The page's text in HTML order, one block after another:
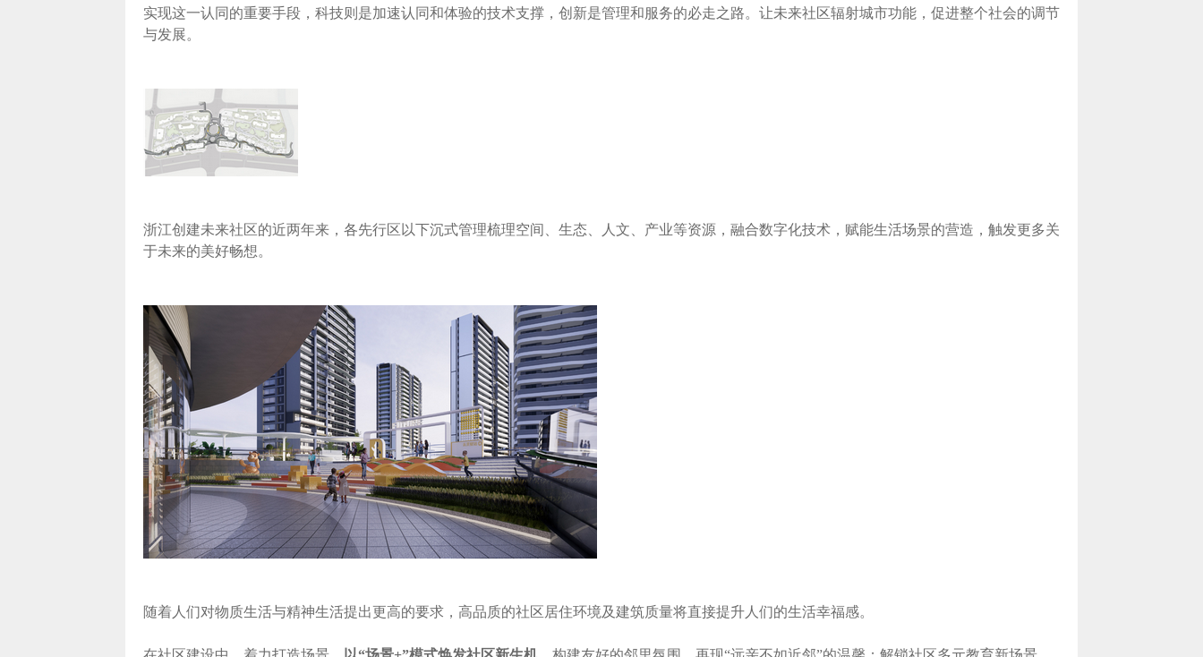
实现这一认同的重要手段，科技则是加速认同和体验的技术支撑，创新是管理和服务的必走之路。让未来社区辐射城市功能，促进整个社会的调节
与发展。
浙江创建未来社区的近两年来，各先行区以下沉式管理梳理空间、生态、人文、产业等资源，融合数字化技术，赋能生活场景的营造，触发更多关
于未来的美好畅想。
随着人们对物质生活与精神生活提出更高的要求，高品质的社区居住环境及建筑质量将直接提升人们的生活幸福感。